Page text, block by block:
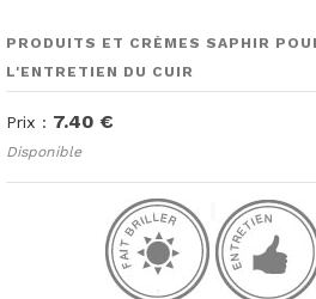
PRODUITS ET CRÈMES SAPHIR
L'ENTRETIEN DU CUIR
Prix : 7.40 €
Disponible